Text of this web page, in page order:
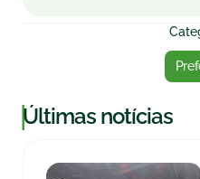
|Últimas notícias